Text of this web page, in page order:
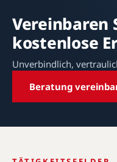
Vereinbaren
kostenlose
Unverbindlich,
Beratung